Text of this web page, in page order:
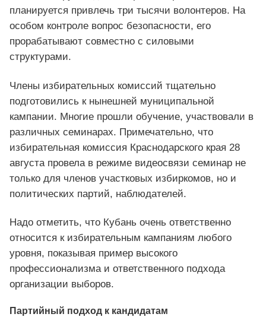
планируется привлечь три тысячи волонтеров. На
особом контроле вопрос безопасности, его
прорабатывают совместно с силовыми
структурами.
Члены избирательных комиссий тщательно
подготовились к нынешней муниципальной
кампании. Многие прошли обучение, участвовали в
различных семинарах. Примечательно, что
избирательная комиссия Краснодарского края 28
августа провела в режиме видеосвязи семинар не
только для членов участковых избиркомов, но и
политических партий, наблюдателей.
Надо отметить, что Кубань очень ответственно
относится к избирательным кампаниям любого
уровня, показывая пример высокого
профессионализма и ответственного подхода
организации выборов.
Партийный подход к кандидатам